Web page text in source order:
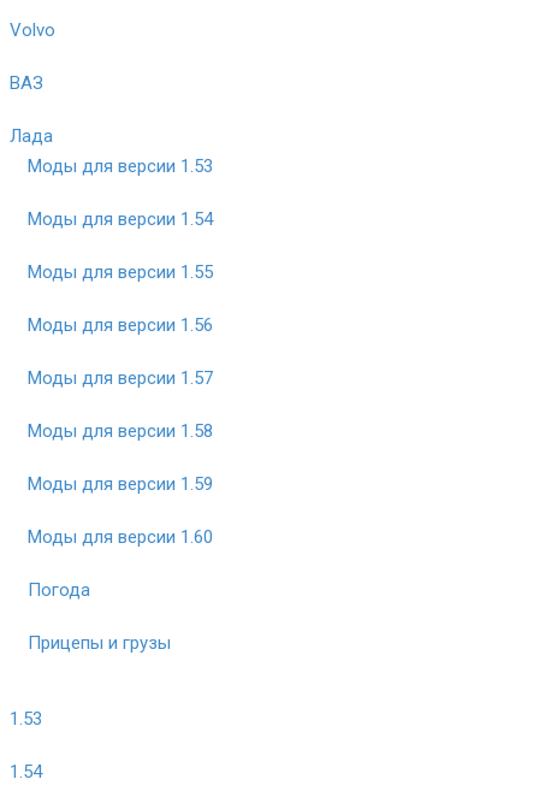
Volvo
ВАЗ
Лада
Моды для версии 1.53
Моды для версии 1.54
Моды для версии 1.55
Моды для версии 1.56
Моды для версии 1.57
Моды для версии 1.58
Моды для версии 1.59
Моды для версии 1.60
Погода
Прицепы и грузы
1.53
1.54